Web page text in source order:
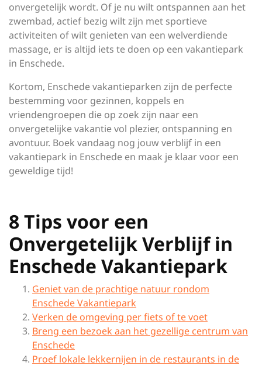
onvergetelijk wordt. Of je nu wilt ontspannen aan het
zwembad, actief bezig wilt zijn met sportieve
activiteiten of wilt genieten van een welverdiende
massage, er is altijd iets te doen op een vakantiepark
in Enschede.
Kortom, Enschede vakantieparken zijn de perfecte
bestemming voor gezinnen, koppels en
vriendengroepen die op zoek zijn naar een
onvergetelijke vakantie vol plezier, ontspanning en
avontuur. Boek vandaag nog jouw verblijf in een
vakantiepark in Enschede en maak je klaar voor een
geweldige tijd!
8 Tips voor een
Onvergetelijk Verblijf in
Enschede Vakantiepark
Geniet van de prachtige natuur rondom
Enschede Vakantiepark
Verken de omgeving per fiets of te voet
Breng een bezoek aan het gezellige centrum van
Enschede
Proef lokale lekkernijen in de restaurants in de